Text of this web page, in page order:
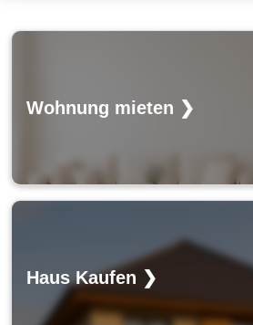
Wohnung mieten ❯
Haus Kaufen ❯